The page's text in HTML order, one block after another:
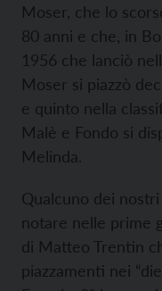
Moser, che lo
80 anni e che, in
1956 che lanciò
Moser si piazzò
e quinto nella
Malè e Fondo si
Melinda.
Qualcuno dei
notare nelle prime
di Matteo Trentin
piazzamenti nei